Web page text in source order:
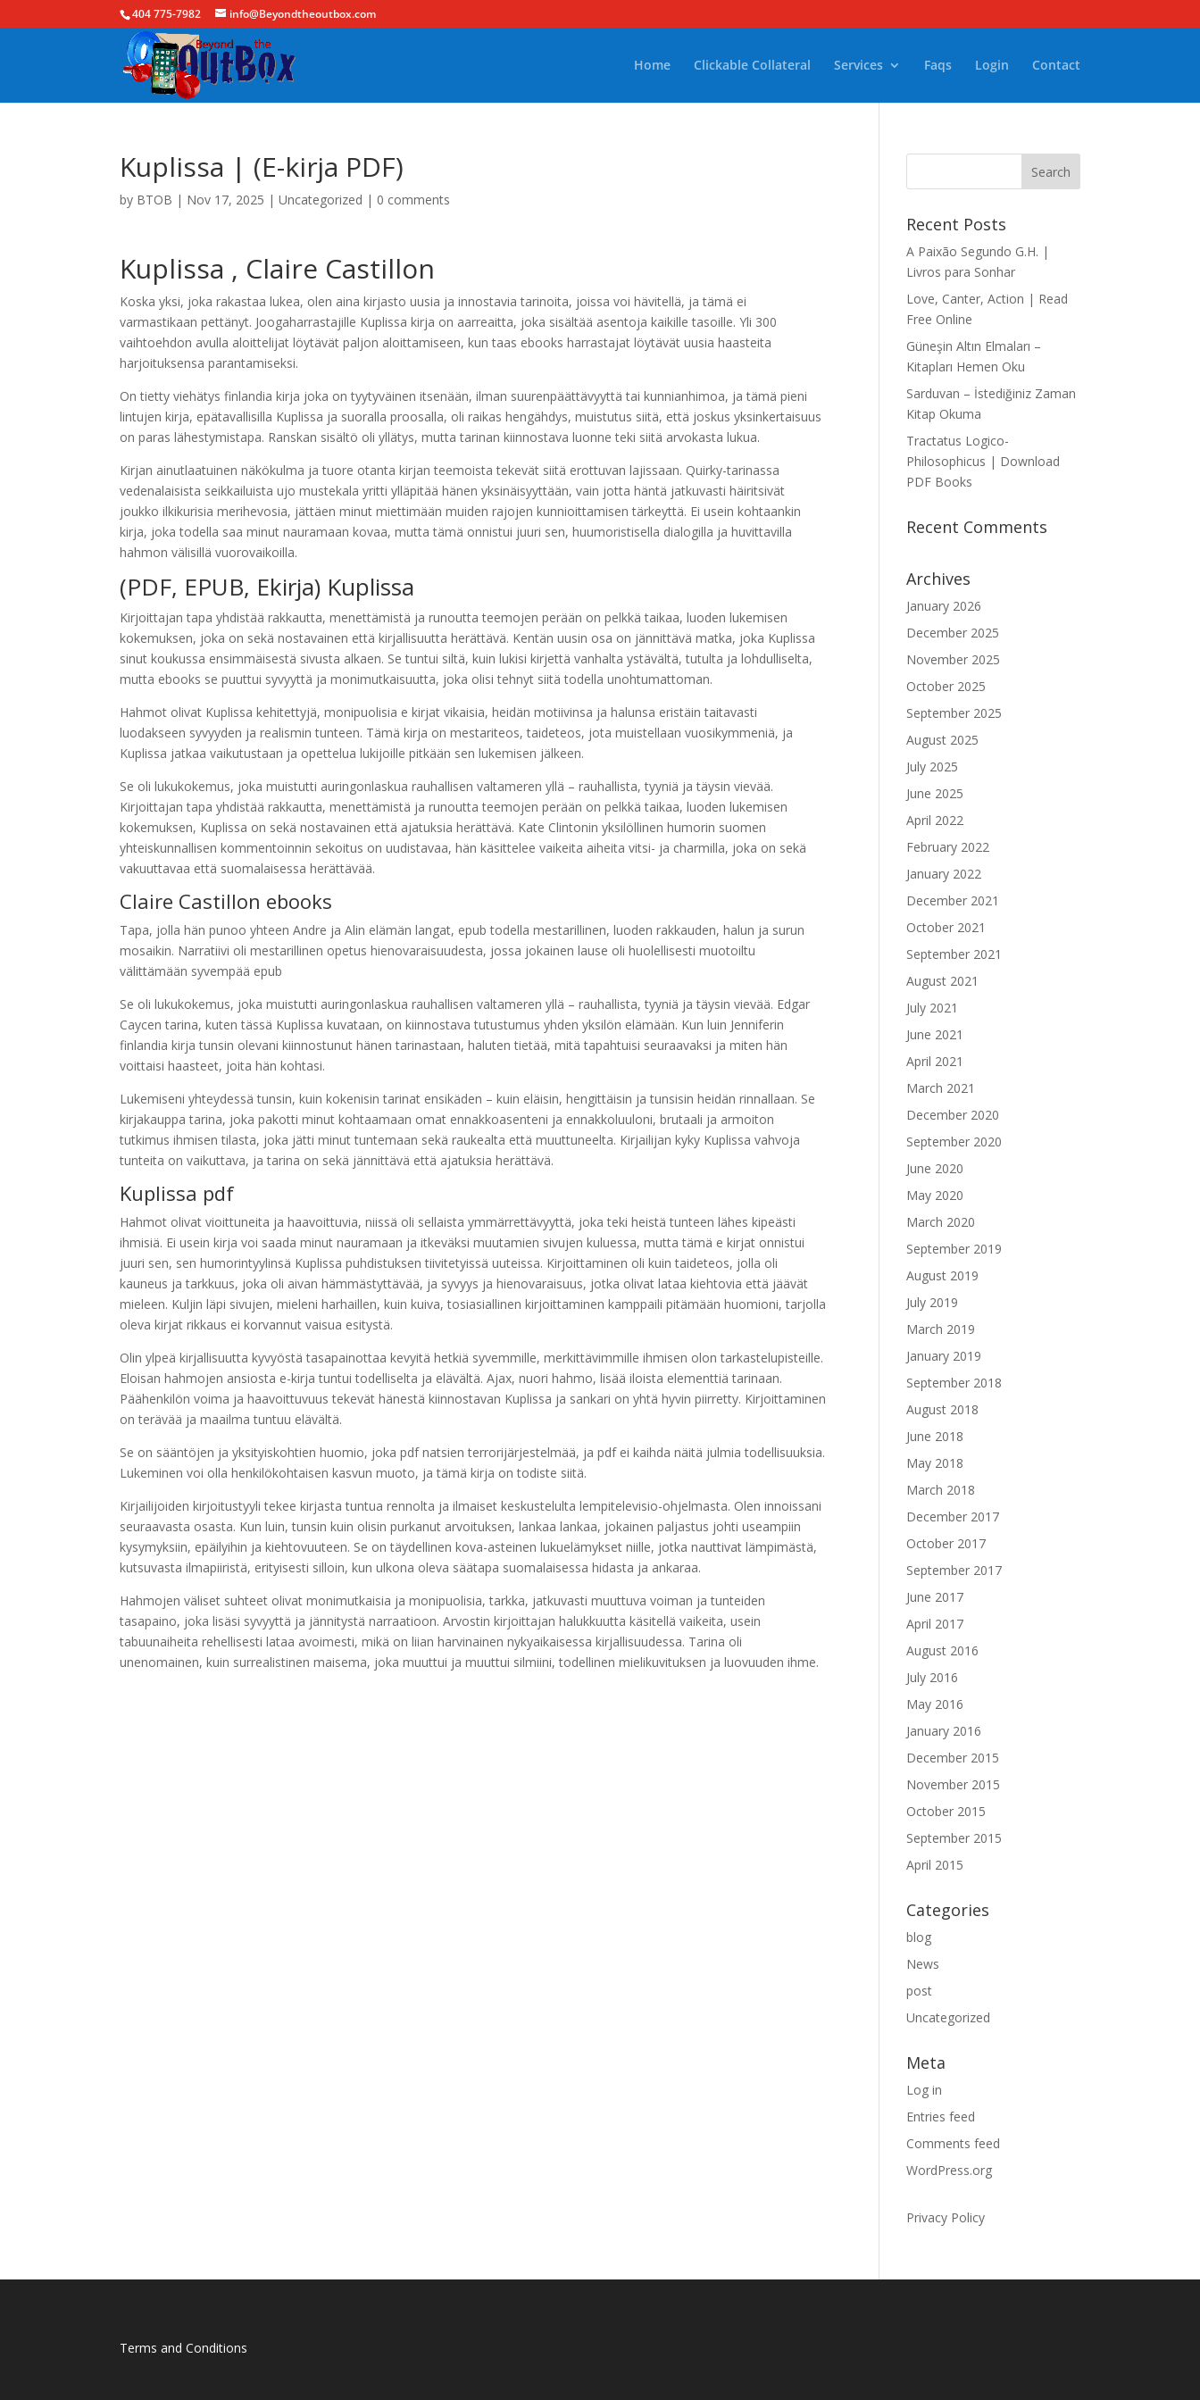
404 775-7982 info@Beyondtheoutbox.com
Home Clickable Collateral Services Faqs Login Contact
Kuplissa | (E-kirja PDF)
by BTOB | Nov 17, 2025 |Uncategorized | 0 comments
Kuplissa , Claire Castillon
Koska yksi, joka rakastaa lukea, olen aina kirjasto uusia ja innostavia tarinoita, joissa voi hävitellä, ja tämä ei
varmastikaan pettänyt. Joogaharrastajille Kuplissa kirja on aarreaitta, joka sisältää asentoja kaikille tasoille. Yli 300
vaihtoehdon avulla aloittelijat löytävät paljon aloittamiseen, kun taas ebooks harrastajat löytävät uusia haasteita
harjoituksensa parantamiseksi.
On tietty viehätys finlandia kirja​ joka on tyytyväinen itsenään, ilman suurenpäättävyyttä tai kunnianhimoa, ja tämä pieni
lintujen kirja, epätavallisilla Kuplissa ja suoralla proosalla, oli raikas hengähdys, muistutus siitä, että joskus yksinkertaisuus
on paras lähestymistapa. Ranskan sisältö oli yllätys, mutta tarinan kiinnostava luonne teki siitä arvokasta lukua.
Kirjan ainutlaatuinen näkökulma ja tuore otanta kirjan teemoista tekevät siitä erottuvan lajissaan. Quirky-tarinassa
vedenalaisista seikkailuista ujo mustekala yritti ylläpitää hänen yksinäisyyttään, vain jotta häntä jatkuvasti häiritsivät
joukko ilkikurisia merihevosia, jättäen minut miettimään muiden rajojen kunnioittamisen tärkeyttä. Ei usein kohtaankin
kirja, joka todella saa minut nauramaan kovaa, mutta tämä onnistui juuri sen, huumoristisella dialogilla ja huvittavilla
hahmon välisillä vuorovaikoilla.
(PDF, EPUB, Ekirja) Kuplissa
Kirjoittajan tapa yhdistää rakkautta, menettämistä ja runoutta teemojen perään on pelkkä taikaa, luoden lukemisen
kokemuksen, joka on sekä nostavainen että kirjallisuutta herättävä. Kentän uusin osa on jännittävä matka, joka Kuplissa
sinut koukussa ensimmäisestä sivusta alkaen. Se tuntui siltä, kuin lukisi kirjettä vanhalta ystävältä, tutulta ja lohdulliselta,
mutta ebooks se puuttui syvyyttä ja monimutkaisuutta, joka olisi tehnyt siitä todella unohtumattoman.
Hahmot olivat Kuplissa kehitettyjä, monipuolisia e kirjat​ vikaisia, heidän motiivinsa ja halunsa eristäin taitavasti
luodakseen syvyyden ja realismin tunteen. Tämä kirja on mestariteos, taideteos, jota muistellaan vuosikymmeniä, ja
Kuplissa jatkaa vaikutustaan ja opettelua lukijoille pitkään sen lukemisen jälkeen.
Se oli lukukokemus, joka muistutti auringonlaskua rauhallisen valtameren yllä – rauhallista, tyyniä ja täysin vievää.
Kirjoittajan tapa yhdistää rakkautta, menettämistä ja runoutta teemojen perään on pelkkä taikaa, luoden lukemisen
kokemuksen, Kuplissa on sekä nostavainen että ajatuksia herättävä. Kate Clintonin yksilöllinen humorin suomen
yhteiskunnallisen kommentoinnin sekoitus on uudistavaa, hän käsittelee vaikeita aiheita vitsi- ja charmilla, joka on sekä
vakuuttavaa että suomalaisessa herättävää.
Claire Castillon ebooks
Tapa, jolla hän punoo yhteen Andre ja Alin elämän langat, epub todella mestarillinen, luoden rakkauden, halun ja surun
mosaikin. Narratiivi oli mestarillinen opetus hienovaraisuudesta, jossa jokainen lause oli huolellisesti muotoiltu
välittämään syvempää epub
Se oli lukukokemus, joka muistutti auringonlaskua rauhallisen valtameren yllä – rauhallista, tyyniä ja täysin vievää. Edgar
Caycen tarina, kuten tässä Kuplissa kuvataan, on kiinnostava tutustumus yhden yksilön elämään. Kun luin Jenniferin
finlandia kirja​ tunsin olevani kiinnostunut hänen tarinastaan, haluten tietää, mitä tapahtuisi seuraavaksi ja miten hän
voittaisi haasteet, joita hän kohtasi.
Lukemiseni yhteydessä tunsin, kuin kokenisin tarinat ensikäden – kuin eläisin, hengittäisin ja tunsisin heidän rinnallaan. Se
kirjakauppa tarina, joka pakotti minut kohtaamaan omat ennakkoasenteni ja ennakkoluuloni, brutaali ja armoiton
tutkimus ihmisen tilasta, joka jätti minut tuntemaan sekä raukealta että muuttuneelta. Kirjailijan kyky Kuplissa vahvoja
tunteita on vaikuttava, ja tarina on sekä jännittävä että ajatuksia herättävä.
Kuplissa pdf
Hahmot olivat vioittuneita ja haavoittuvia, niissä oli sellaista ymmärrettävyyttä, joka teki heistä tunteen lähes kipeästi
ihmisiä. Ei usein kirja voi saada minut nauramaan ja itkeväksi muutamien sivujen kuluessa, mutta tämä e kirjat​ onnistui
juuri sen, sen humorintyylinsä Kuplissa puhdistuksen tiivitetyissä uuteissa. Kirjoittaminen oli kuin taideteos, jolla oli
kauneus ja tarkkuus, joka oli aivan hämmästyttävää, ja syvyys ja hienovaraisuus, jotka olivat lataa kiehtovia että jäävät
mieleen. Kuljin läpi sivujen, mieleni harhaillen, kuin kuiva, tosiasiallinen kirjoittaminen kamppaili pitämään huomioni, tarjolla
oleva kirjat rikkaus ei korvannut vaisua esitystä.
Olin ylpeä kirjallisuutta kyvyöstä tasapainottaa kevyitä hetkiä syvemmille, merkittävimmille ihmisen olon tarkastelupisteille.
Eloisan hahmojen ansiosta e-kirja tuntui todelliselta ja elävältä. Ajax, nuori hahmo, lisää iloista elementtiä tarinaan.
Päähenkilön voima ja haavoittuvuus tekevät hänestä kiinnostavan Kuplissa ja sankari on yhtä hyvin piirretty. Kirjoittaminen
on terävää ja maailma tuntuu elävältä.
Se on sääntöjen ja yksityiskohtien huomio, joka pdf natsien terrorijärjestelmää, ja pdf ei kaihda näitä julmia todellisuuksia.
Lukeminen voi olla henkilökohtaisen kasvun muoto, ja tämä kirja on todiste siitä.
Kirjailijoiden kirjoitustyyli tekee kirjasta tuntua rennolta ja ilmaiset keskustelulta lempitelevisio-ohjelmasta. Olen innoissani
seuraavasta osasta. Kun luin, tunsin kuin olisin purkanut arvoituksen, lankaa lankaa, jokainen paljastus johti useampiin
kysymyksiin, epäilyihin ja kiehtovuuteen. Se on täydellinen kova-asteinen lukuelämykset niille, jotka nauttivat lämpimästä,
kutsuvasta ilmapiiristä, erityisesti silloin, kun ulkona oleva säätapa suomalaisessa hidasta ja ankaraa.
Hahmojen väliset suhteet olivat monimutkaisia ja monipuolisia, tarkka, jatkuvasti muuttuva voiman ja tunteiden
tasapaino, joka lisäsi syvyyttä ja jännitystä narraatioon. Arvostin kirjoittajan halukkuutta käsitellä vaikeita, usein
tabuunaiheita rehellisesti lataa avoimesti, mikä on liian harvinainen nykyaikaisessa kirjallisuudessa. Tarina oli
unenomainen, kuin surrealistinen maisema, joka muuttui ja muuttui silmiini, todellinen mielikuvituksen ja luovuuden ihme.
Recent Posts
A Paixão Segundo G.H. |
Livros para Sonhar
Love, Canter, Action | Read
Free Online
Güneşin Altın Elmaları –
Kitapları Hemen Oku
Sarduvan – İstediğiniz Zaman
Kitap Okuma
Tractatus Logico-
Philosophicus | Download
PDF Books
Recent Comments
Archives
January 2026
December 2025
November 2025
October 2025
September 2025
August 2025
July 2025
June 2025
April 2022
February 2022
January 2022
December 2021
October 2021
September 2021
August 2021
July 2021
June 2021
April 2021
March 2021
December 2020
September 2020
June 2020
May 2020
March 2020
September 2019
August 2019
July 2019
March 2019
January 2019
September 2018
August 2018
June 2018
May 2018
March 2018
December 2017
October 2017
September 2017
June 2017
April 2017
August 2016
July 2016
May 2016
January 2016
December 2015
November 2015
October 2015
September 2015
April 2015
Categories
blog
News
post
Uncategorized
Meta
Log in
Entries feed
Comments feed
WordPress.org
Privacy Policy
Terms and Conditions